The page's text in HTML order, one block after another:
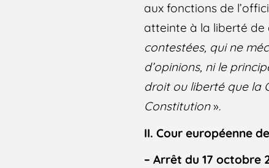
aux fonctions de
atteinte à la liberté de
contestées, qui ne
d’opinions, ni le
droit ou liberté que la
Constitution».
II. Cour européenne
– Arrêt du 17 octobre